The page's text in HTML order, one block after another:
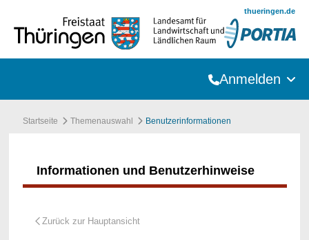
thueringen.de
Anmelden
Startseite Themenauswahl Benutzerinformationen
Informationen und Benutzerhinweise